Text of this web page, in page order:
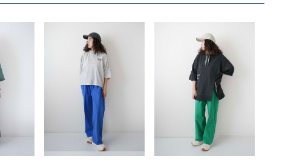
GO TO HOLLYWOOD（ゴートゥーハリウ
ッド）
THIRTY（サーティ）
G-STAR RAW（ジースターロウ） tumugu:（ツムグ）
GOOD SPEED（グッドスピード） un cinq（アンサンク）
GAIMO（ガイモ）
GRAMICCI（グラミチ）
USU GALLERY（ユーエス